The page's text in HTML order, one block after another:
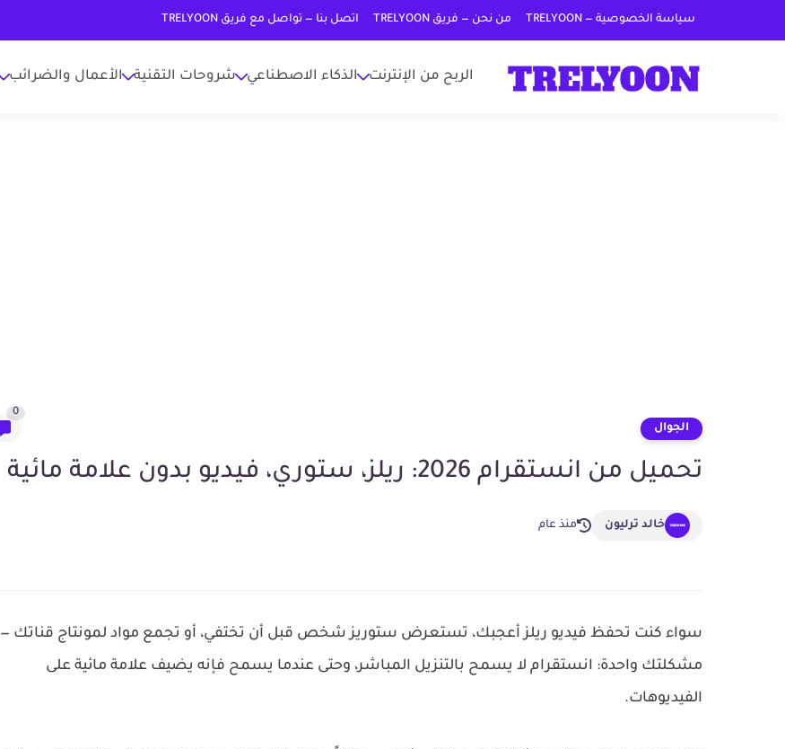
سياسة الخصوصية — TRELYOON من نحن — فريق TRELYOON اتصل بنا — تواصل مع فريق TRELYOON
الربح من الإنترنت الذكاء الاصطناعي شروحات التقنية الأعمال والضرائب
الجوال
0
تحميل من انستقرام 2026: ريلز، ستوري، فيديو بدون علامة مائية
خالد ترليون منذ عام
سواء كنت تحفظ فيديو ريلز أعجبك، تستعرض ستوريز شخص قبل أن تختفي، أو تجمع مواد لمونتاج قناتك —
مشكلتك واحدة: انستقرام لا يسمح بالتنزيل المباشر، وحتى عندما يسمح فإنه يضيف علامة مائية على
الفيديوهات.